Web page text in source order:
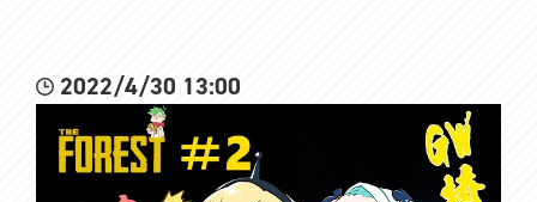
2022/4/30 13:00